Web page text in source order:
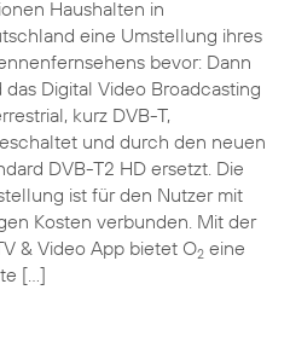
Haushalten in
eine Umstellung ihres
bevor: Dann
das Digital Video Broadcasting
kurz DVB-T,
und durch den neuen
DVB-T2 HD ersetzt. Die
ist für den Nutzer mit
Kosten verbunden. Mit der
& Video App bietet O2eine
[…]